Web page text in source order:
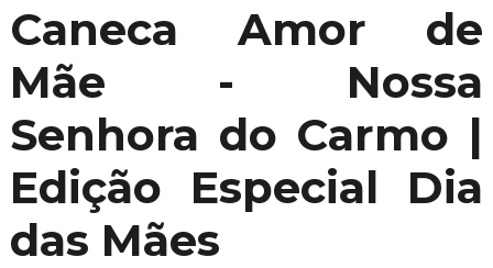
Caneca Amor de
Mãe - Nossa
Senhora do Carmo |
Edição Especial Dia
das Mães